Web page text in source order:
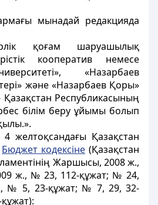
мынадай редакцияда
қоғам шаруашылық
кооператив немесе
«Назарбаев
және «Назарбаев Қоры»
Қазақстан Республикасының
білім беру ұйымы болып
желтоқсандағы Қазақстан
Бюджет кодексiне (Қазақстан
Жаршысы, 2008 ж.,
ж., № 23, 112-құжат; № 24,
№ 5, 23-құжат; № 7, 29, 32-